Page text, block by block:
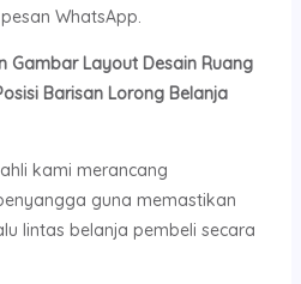
WhatsApp.
Gambar Layout Desain Ruang
Barisan Lorong Belanja
kami merancang
guna memastikan
lintas belanja pembeli secara